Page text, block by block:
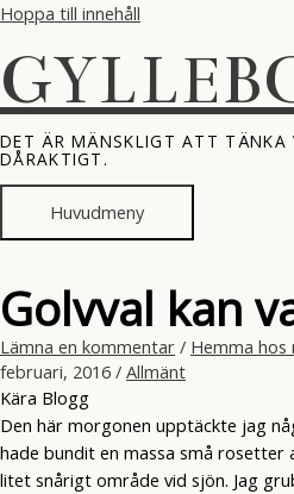
Hoppa till innehåll
DET ÄR MÄNSKLIGT ATT TÄNKA
DÅRAKTIGT.
Huvudmeny
Golvval kan
Lämna en kommentar / Hemma hos
februari, 2016 / Allmänt
Kära Blogg
Den här morgonen upptäckte jag
hade bundit en massa små rosetter
litet snårigt område vid sjön. Jag